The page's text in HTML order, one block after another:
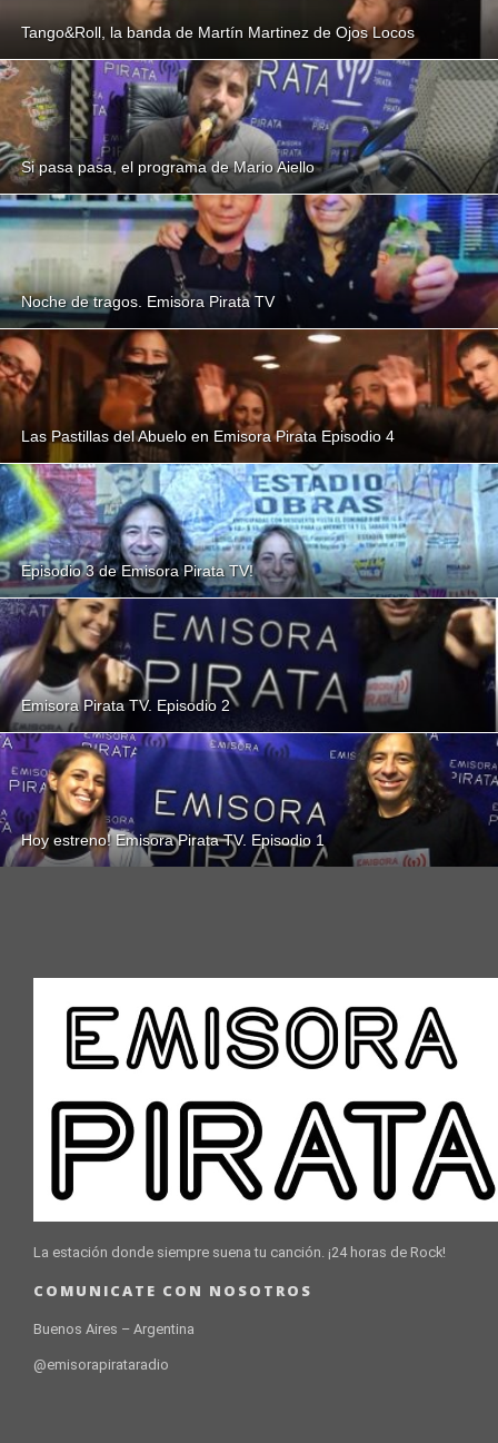
Tango&Roll, la banda de Martín Martinez de Ojos Locos
Si pasa pasa, el programa de Mario Aiello
Noche de tragos. Emisora Pirata TV
Las Pastillas del Abuelo en Emisora Pirata Episodio 4
Episodio 3 de Emisora Pirata TV!
Emisora Pirata TV. Episodio 2
Hoy estreno! Emisora Pirata TV. Episodio 1
La estación donde siempre suena tu canción. ¡24 horas de Rock!
COMUNICATE CON NOSOTROS
Buenos Aires – Argentina
@emisorapirataradio